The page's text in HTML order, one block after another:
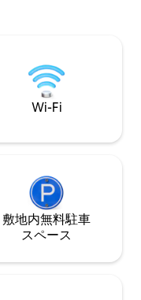
Wi-Fi
敷地内無料駐⁠車
ス⁠ペ⁠ー⁠ス